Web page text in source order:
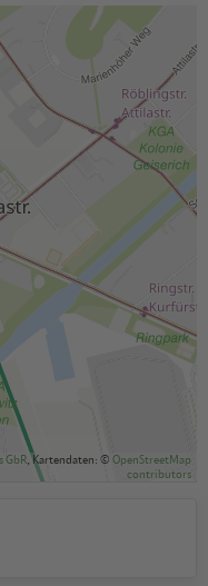
GbR , Kartendaten: ©OpenStreetMap
contributors